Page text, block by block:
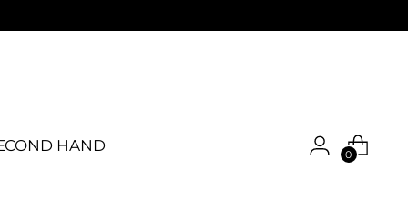
HAND
0